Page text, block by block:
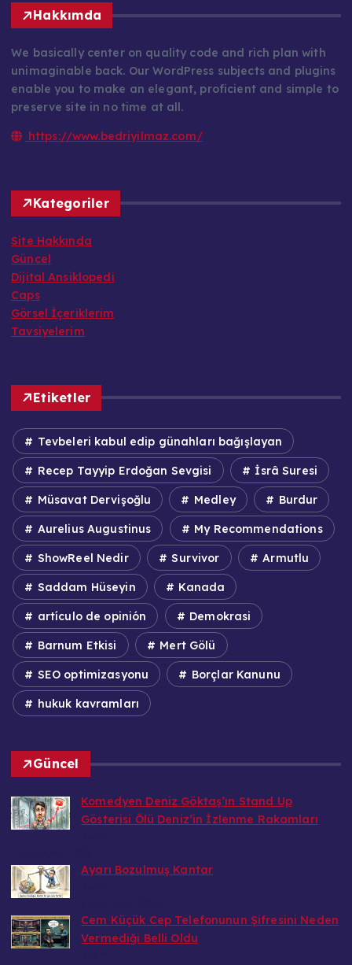
Hakkımda
We basically center on quality code and rich plan with
unimaginable back. Our WordPress subjects and plugins
enable you to make an elegant, proficient and simple to
preserve site in no time at all.
https://www.bedriyilmaz.com/
Kategoriler
Site Hakkında
Güncel
Dijital Ansiklopedi
Caps
Görsel İçeriklerim
Tavsiyelerim
Etiketler
Tevbeleri kabul edip günahları bağışlayan
Recep Tayyip Erdoğan Sevgisi İsrâ Suresi
Müsavat Dervişoğlu Medley Burdur
Aurelius Augustinus My Recommendations
ShowReel Nedir Survivor Armutlu
Saddam Hüseyin Kanada
artículo de opinión Demokrasi
Barnum Etkisi Mert Gölü
SEO optimizasyonu Borçlar Kanunu
hukuk kavramları
Güncel
Komedyen Deniz Göktaş’ın Stand Up
Gösterisi Ölü Deniz’in İzlenme Rakamları
Ayarı Bozulmuş Kantar
Cem Küçük Cep Telefonunun Şifresini Neden
Vermediği Belli Oldu